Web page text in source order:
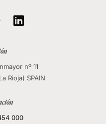

nº 11
Rioja) SPAIN
000